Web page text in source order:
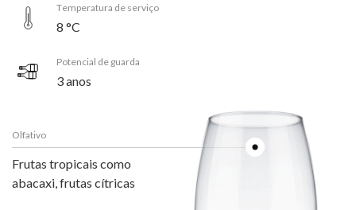
Temperatura de serviço
8 °C
Potencial de guarda
3 anos
Olfativo
Frutas tropicais como
abacaxi, frutas cítricas